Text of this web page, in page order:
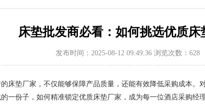
床垫批发商必看：如何挑选优质床
发布时间：2025-08-12 09:49:36 浏览次数：628
垫厂家，不仅能够保障产品质量，还能有效降低采购成本。
一份子，如何精准锁定优质床垫厂家，成为每一位酒店采购经